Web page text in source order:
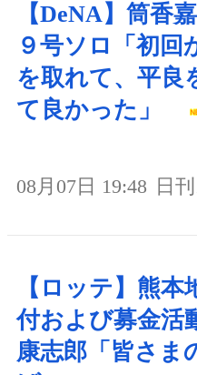
【DeNA】筒香
９号ソロ「初回
を取れて、平良
て良かった」
08月07日 19:48 日
【ロッテ】熊本
付および募金
康志郎「皆さま